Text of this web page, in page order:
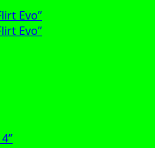
Evo”
Evo”